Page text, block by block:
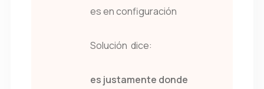
es en configuración
Solución dice:
es justamente donde